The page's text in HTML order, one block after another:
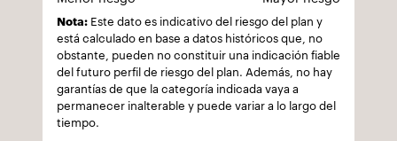
Nota: Este dato es indicativo del riesgo del plan y
está calculado en base a datos históricos que, no
obstante, pueden no constituir una indicación fiable
del futuro perfil de riesgo del plan. Además, no hay
garantías de que la categoría indicada vaya a
permanecer inalterable y puede variar a lo largo del
tiempo.